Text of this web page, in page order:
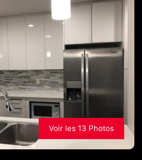
Voir les 13 Photos